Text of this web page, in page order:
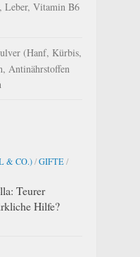
Leber, Vitamin B6
(Hanf, Kürbis,
Antinährstoffen
& CO.)/GIFTE/
Teurer
Hilfe?